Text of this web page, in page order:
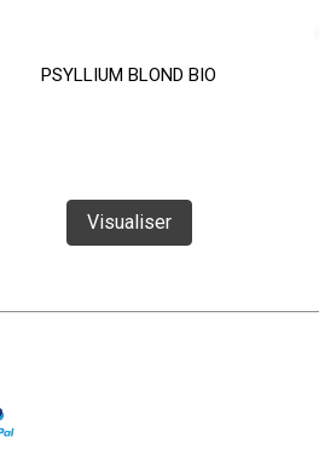
PSYLLIUM BLOND BIO
Visualiser